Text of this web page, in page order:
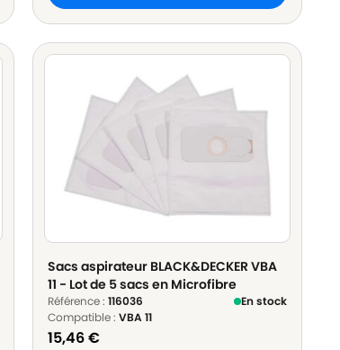
Sacs aspirateur BLACK&DECKER VBA
11 - Lot de 5 sacs en Microfibre
Référence :116036
En stock
Compatible :VBA 11
15,46€